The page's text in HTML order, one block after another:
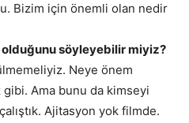
Bizim için önemli olan nedir
olduğunu söyleyebilir miyiz?
Neye önem
Ama bunu da kimseyi
Ajitasyon yok filmde.